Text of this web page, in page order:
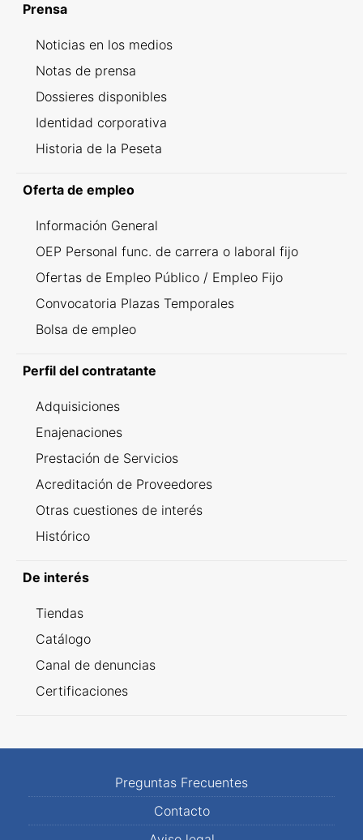
Prensa
Noticias en los medios
Notas de prensa
Dossieres disponibles
Identidad corporativa
Historia de la Peseta
Oferta de empleo
Información General
OEP Personal func. de carrera o laboral fijo
Ofertas de Empleo Público / Empleo Fijo
Convocatoria Plazas Temporales
Bolsa de empleo
Perfil del contratante
Adquisiciones
Enajenaciones
Prestación de Servicios
Acreditación de Proveedores
Otras cuestiones de interés
Histórico
De interés
Tiendas
Catálogo
Canal de denuncias
Certificaciones
Preguntas Frecuentes
Contacto